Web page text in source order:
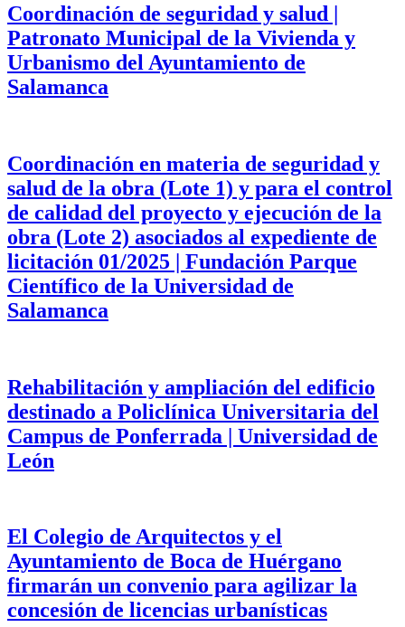
Coordinación de seguridad y salud |
Patronato Municipal de la Vivienda y
Urbanismo del Ayuntamiento de
Salamanca
Coordinación en materia de seguridad y
salud de la obra (Lote 1) y para el control
de calidad del proyecto y ejecución de la
obra (Lote 2) asociados al expediente de
licitación 01/2025 | Fundación Parque
Científico de la Universidad de
Salamanca
Rehabilitación y ampliación del edificio
destinado a Policlínica Universitaria del
Campus de Ponferrada | Universidad de
León
El Colegio de Arquitectos y el
Ayuntamiento de Boca de Huérgano
firmarán un convenio para agilizar la
concesión de licencias urbanísticas